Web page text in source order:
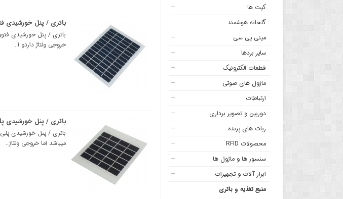
کیت ها
گلخانه هوشمند
مینی پی سی
سایر بردها
قطعات الکترونیک
ماژول های صوتی
ارتباطات
دوربین و تصویر برداری
ربات های پرنده
محصولات RFID
سنسور ها و ماژول ها
ابزار آلات و تجهیزات
منبع تغذیه و باتری
باتری / پنل خورشیدی
خروجی ولتاژ داردو ا..
باتری / پنل خورشیدی پلی کریستال
میباشد اما خروجی ولتاژ..